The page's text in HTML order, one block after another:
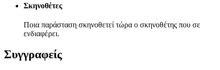
Σκηνοθέτες
Ποια παράσταση σκηνοθετεί τώρα ο σκηνοθέτης που σε
ενδιαφέρει.
Συγγραφείς